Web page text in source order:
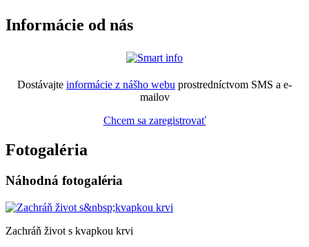
Informácie od nás
Dostávajte informácie z nášho webu prostredníctvom SMS a e-
mailov
Chcem sa zaregistrovať
Fotogaléria
Náhodná fotogaléria
Zachráň život s kvapkou krvi